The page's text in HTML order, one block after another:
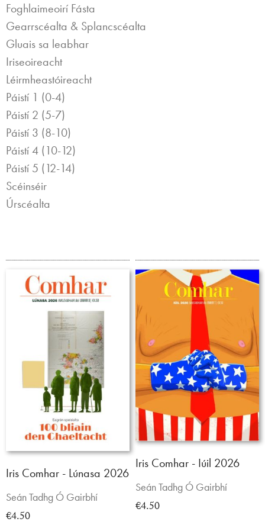
Foghlaimeoirí Fásta
Gearrscéalta & Splancscéalta
Gluais sa leabhar
Iriseoireacht
Léirmheastóireacht
Páistí 1 (0-4)
Páistí 2 (5-7)
Páistí 3 (8-10)
Páistí 4 (10-12)
Páistí 5 (12-14)
Scéinséir
Úrscéalta
Iris Comhar - Lúnasa 2026
Seán Tadhg Ó Gairbhí
€4.50
Iris Comhar - Iúil 2026
Seán Tadhg Ó Gairbhí
€4.50